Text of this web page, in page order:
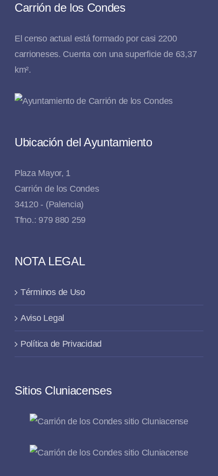
Carrión de los Condes
El censo actual está formado por casi 2200
carrioneses. Cuenta con una superficie de 63,37
km².
Ubicación del Ayuntamiento
Plaza Mayor, 1
Carrión de los Condes
34120 - (Palencia)
Tfno.: 979 880 259
NOTA LEGAL
Términos de Uso
Aviso Legal
Política de Privacidad
Sitios Cluniacenses